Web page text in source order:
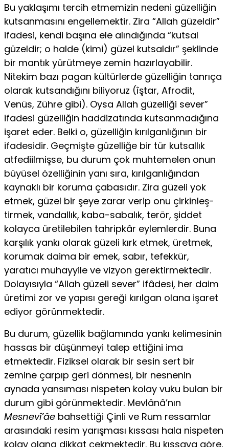
Bu yaklaşımı tercih etmemizin nedeni güzelliğin
kutsanmasını en­gellemektir. Zira “Allah güzeldir”
ifadesi, kendi başına ele alındığında “kutsal
güzeldir; o halde (kimi) güzel kutsaldır” şeklinde
bir mantık yü­rütmeye zemin hazırlayabilir.
Nitekim bazı pagan kültürlerde güzelliğin tanrıça
olarak kutsandığını biliyoruz (îştar, Afrodit,
Venüs, Zühre gibi). Oysa Allah güzelliği sever”
ifadesi güzelliğin haddizatında kutsanma­dığına
işaret eder. Belki o, güzelliğin kırılganlığının bir
ifadesidir. Geç­mişte güzelliğe bir tür kutsallık
atfediilmişse, bu durum çok muhtemelen onun
büyüsel özelliğinin yanı sıra, kırılganlığından
kaynaklı bir koruma çabasıdır. Zira güzeli yok
etmek, güzel bir şeye zarar verip onu çirkinleş­
tirmek, vandallık, kaba-sabalık, terör, şiddet
kolayca üretilebilen tahrip­kâr eylemlerdir. Buna
karşılık yankı olarak güzeli kırk etmek, üretmek,
korumak daima bir emek, sabır, tefekkür,
yaratıcı muhayyile ve vizyon gerektirmektedir.
Dolayısıyla “Allah güzeli sever” ifâdesi, her daim
üre­timi zor ve yapısı gereği kırılgan olana işaret
ediyor görünmektedir.
Bu durum, güzellik bağlamında yankı kelimesinin
hassas bir dü­şünmeyi talep ettiğini ima
etmektedir. Fiziksel olarak bir sesin sert bir
zemine çarpıp geri dönmesi, bir nesnenin
aynada yansıması nispeten ko­lay vuku bulan bir
durum gibi görünmektedir. Mevlânâ’nın
Mesnevî’âe bahsettiği Çinli ve Rum ressamlar
arasındaki resim yarışması kıssası hala nispeten
kolay olana dikkat çekmektedir. Bu kıssaya göre,